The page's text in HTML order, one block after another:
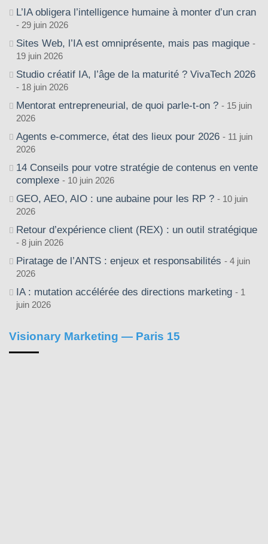
L’IA obligera l’intelligence humaine à monter d’un cran
29 juin 2026
Sites Web, l’IA est omniprésente, mais pas magique
19 juin 2026
Studio créatif IA, l’âge de la maturité ? VivaTech 2026
18 juin 2026
Mentorat entrepreneurial, de quoi parle-t-on ?
15 juin
2026
Agents e-commerce, état des lieux pour 2026
11 juin
2026
14 Conseils pour votre stratégie de contenus en vente
complexe
10 juin 2026
GEO, AEO, AIO : une aubaine pour les RP ?
10 juin
2026
Retour d’expérience client (REX) : un outil stratégique
8 juin 2026
Piratage de l’ANTS : enjeux et responsabilités
4 juin
2026
IA : mutation accélérée des directions marketing
1
juin 2026
Visionary Marketing — Paris 15